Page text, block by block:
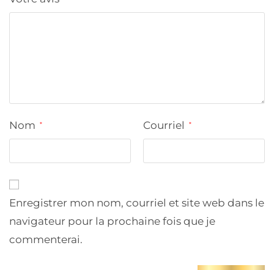
Nom * Courriel *
Enregistrer mon nom, courriel et site web dans le
navigateur pour la prochaine fois que je
commenterai.